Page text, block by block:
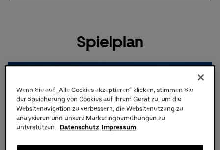
Spielplan
Eishockey
Donnerstag,17.09.2026,19:30 Uhr
Wenn Sie auf „Alle Cookies akzeptieren“ klicken, stimmen Sie
der Speicherung von Cookies auf Ihrem Gerät zu, um die
Websitenavigation zu verbessern, die Websitenutzung zu
analysieren und unsere Marketingbemühungen zu
unterstützen.
Datenschutz Impressum